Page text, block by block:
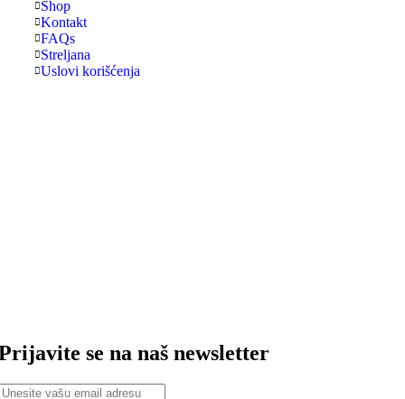
Shop
Kontakt
FAQs
Streljana
Uslovi korišćenja
se na naš newsletter